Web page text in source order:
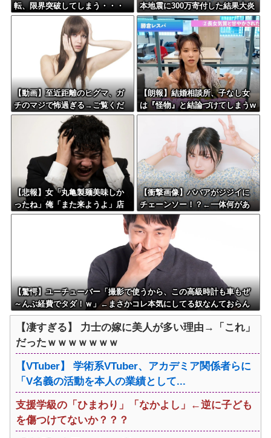
転、限界突破してしまう・・・
本地震に300万寄付した結果大炎
上してしまう…←これさぁ…
【動画】至近距離のヒグマ、ガ
チのマジで怖過ぎる→ご覧くだ
さい
【朗報】結婚相談所、子なし女
は『怪物』と結論づけてしまうw
wwwww
【悲報】女「丸亀製麺美味しか
ったね」俺「また来ようよ」店
員「お会計2380円になりまー
す」→その後『こう』なったん
【衝撃画像】ババアがジジイに
チェーンソー！？←一体何があ
ったんやコレw w w w w w w w
w
【驚愕】ユーチューバー「撮影で使うから、この高級時計も車もぜ
～んぶ経費でタダ！ｗ」←まさかコレ本気にしてる奴なんておらん
よな？よな？w w w w w w w w w w w
【凄すぎる】 力士の嫁に美人が多い理由→「これ」
だったｗｗｗｗｗｗｗ
【VTuber】 学術系VTuber、アカデミア関係者らに
「V名義の活動を本人の業績として...
支援学級の「ひまわり」「なかよし」←逆に子ども
を傷つけてないか？？？